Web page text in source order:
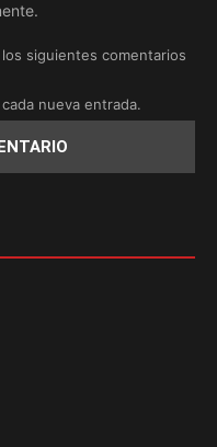
siguientes comentarios
nueva entrada.